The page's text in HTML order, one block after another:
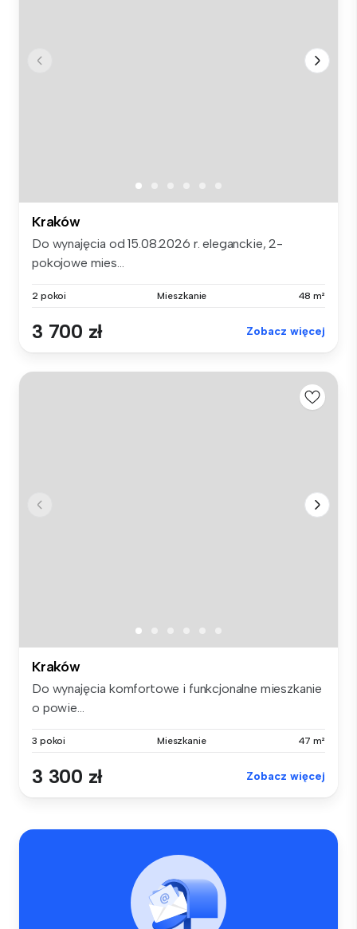
Kraków
Do wynajęcia od 15.08.2026 r. eleganckie, 2-
pokojowe mies...
2 pokoi Mieszkanie 48 m²
3 700 zł Zobacz więcej
Kraków
Do wynajęcia komfortowe i funkcjonalne mieszkanie
o powie...
3 pokoi Mieszkanie 47 m²
3 300 zł Zobacz więcej